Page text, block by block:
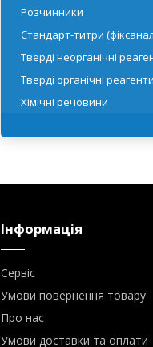
Розчинники
Стандарт-титри
Тверді неорганічні
Тверді органічні реагенти
Хімічні речовини
Інформація
Сервіс
Умови повернення товару
Про нас
Умови доставки та оплати